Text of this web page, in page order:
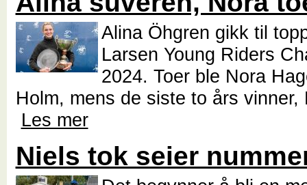
Alina Öhgren gikk til
Larsen Young Riders
2024. Toer ble Nora
Holm, mens de siste to års vinner,
Les mer
Niels tok seier